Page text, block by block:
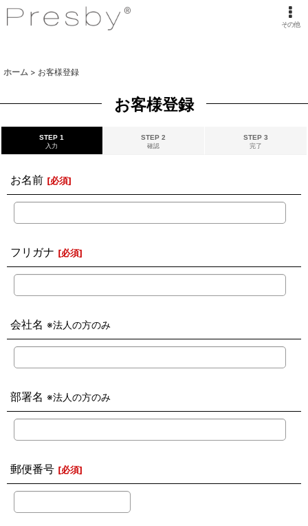
その他
ホーム > お客様登録
お客様登録
STEP 1
入力
STEP 2
確認
STEP 3
完了
お名前 [必須]
フリガナ [必須]
会社名 ※法人の方のみ
部署名 ※法人の方のみ
郵便番号 [必須]